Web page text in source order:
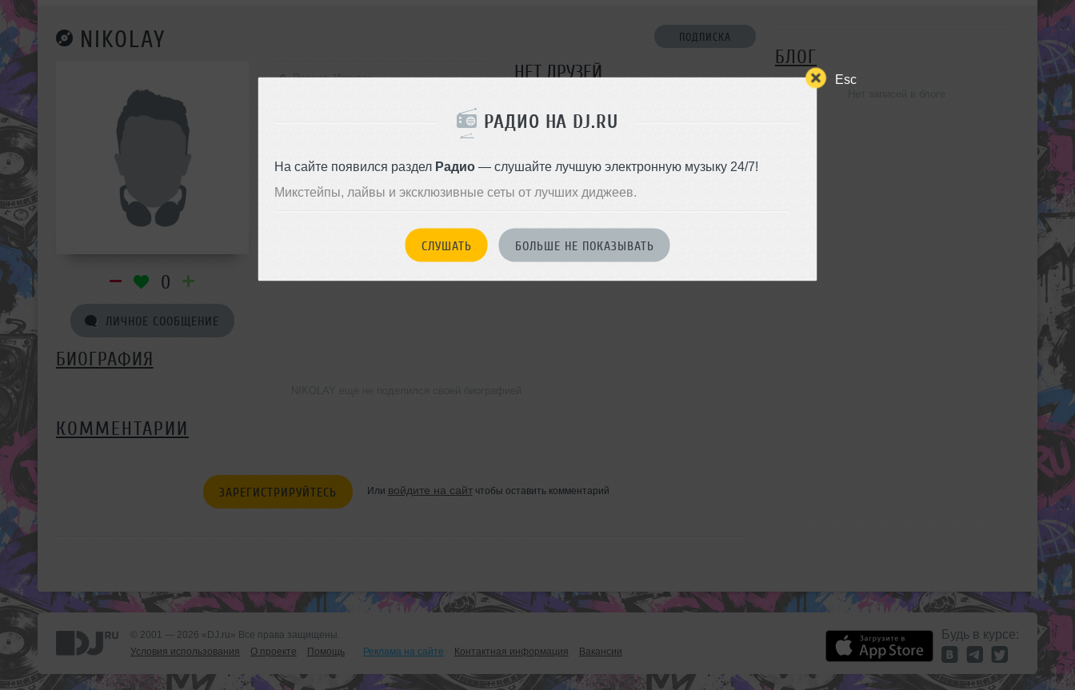
Esc
РАДИО НА DJ.RU
На сайте появился раздел Радио— слушайте лучшую электронную музыку 24/7!
Микстейпы, лайвы и эксклюзивные сеты от лучших диджеев.
СЛУШАТЬ БОЛЬШЕ НЕ ПОКАЗЫВАТЬ
NIKOLAY ПОДПИСКА
0
ЛИЧНОЕ СООБЩЕНИЕ
Россия, Иркутск НЕТ ДРУЗЕЙ
БИОГРАФИЯ
КОММЕНТАРИИ
ЗАРЕГИСТРИРУЙТЕСЬ Или войдите на сайтчтобы оставить комментарий
БЛОГ
© 2001 — 2026 «DJ.ru» Все права защищены.
Условия использования
О проекте Помощь Реклама на сайте Контактная информация Вакансии
Будь в курсе: